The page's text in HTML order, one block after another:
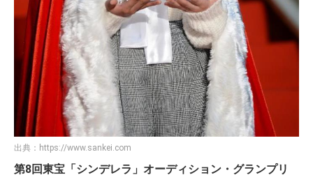
出典： https://www.sankei.com
第8回東宝「シンデレラ」オーディション・グランプリ